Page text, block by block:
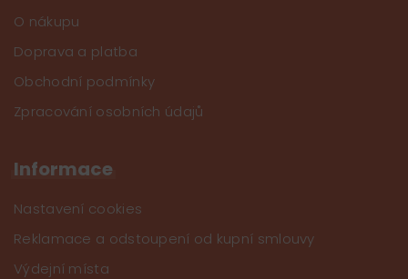
O nákupu
Doprava a platba
Obchodní podmínky
Zpracování osobních údajů
Informace
Nastavení cookies
Reklamace a odstoupení od kupní smlouvy
Výdejní místa